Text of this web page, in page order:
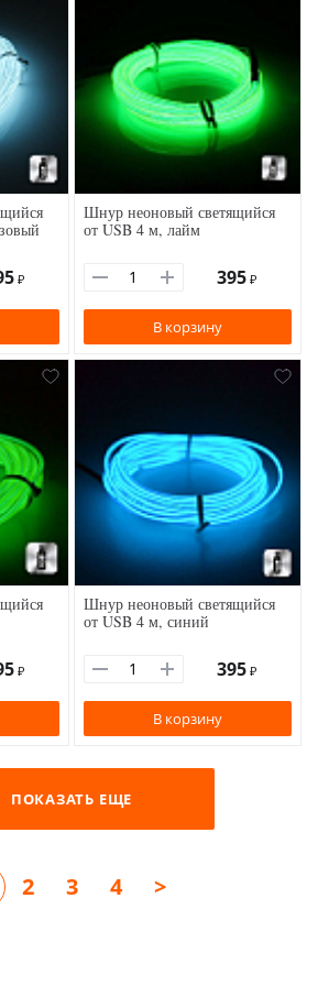
₽
Шнур неоновый светящийся
от USB 4 м, лайм
395 ₽
В корзину
₽
Шнур неоновый светящийся
от USB 4 м, синий
395 ₽
В корзину
ПОКАЗАТЬ ЕЩЕ
2 3 4 >